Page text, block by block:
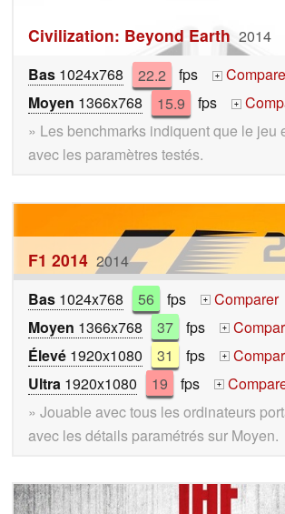
Civilization: Beyond Earth 2014
Bas 1024x768 22.2 fps +
Moyen 1366x768 15.9 fps +
» Les benchmarks indiquent que le jeu
avec les paramètres testés.
F1 2014 2014
Bas 1024x768 56 fps +
Comparer
Moyen 1366x768 37 fps +
Élevé 1920x1080 31 fps +
Ultra 1920x1080 19 fps +
» Jouable avec tous les ordinateurs
avec les détails paramétrés sur Moyen.